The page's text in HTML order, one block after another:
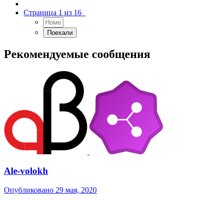
Страница 1 из 16
Рекомендуемые сообщения
Ale-volokh
Опубликовано 29 мая, 2020